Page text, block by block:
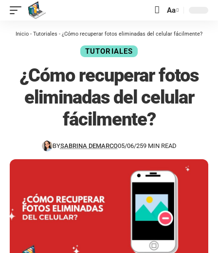
contenido Aa
Inicio - Tutoriales - ¿Cómo recuperar fotos eliminadas del celular fácilmente?
TUTORIALES
¿Cómo recuperar fotos
eliminadas del celular
fácilmente?
BYSABRINA DEMARCO05/06/259 MIN READ